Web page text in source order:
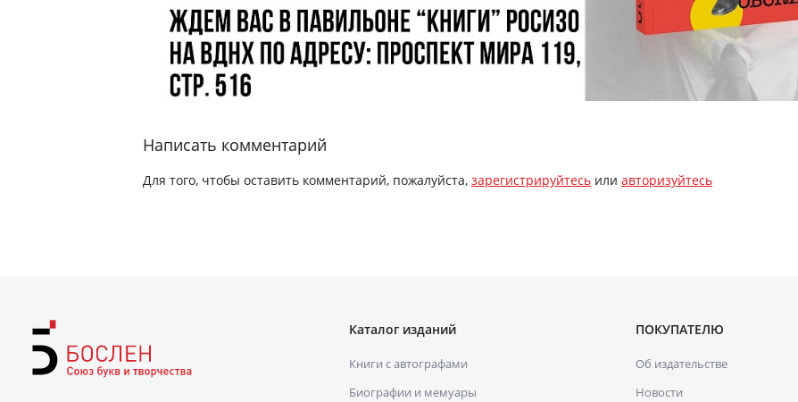
Написать комментарий
Для того, чтобы оставить комментарий, пожалуйста, зарегистрируйтесь или авторизуйтесь
Каталог изданий
Книги с автографами
Биографии и мемуары
ПОКУПАТЕЛЮ
Об издательстве
Новости